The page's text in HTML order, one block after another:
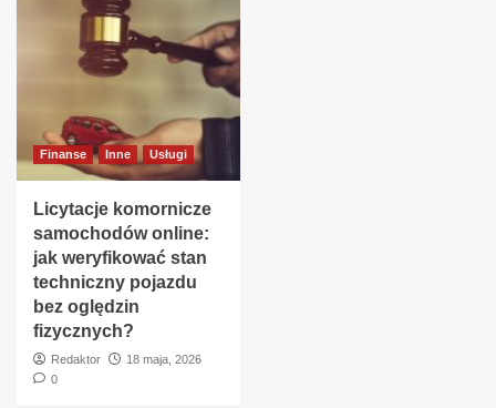
Finanse Inne Usługi
Licytacje komornicze
samochodów online:
jak weryfikować stan
techniczny pojazdu
bez oględzin
fizycznych?
Redaktor
18 maja, 2026
0